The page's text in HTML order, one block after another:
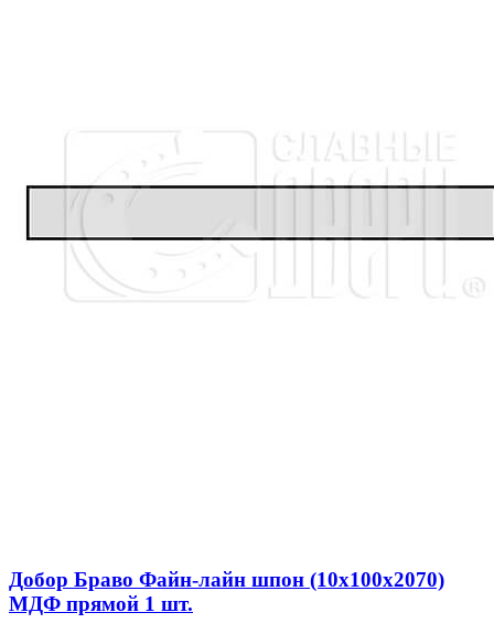
Добор Браво Файн-лайн шпон (10х100х2070)
МДФ прямой 1 шт.